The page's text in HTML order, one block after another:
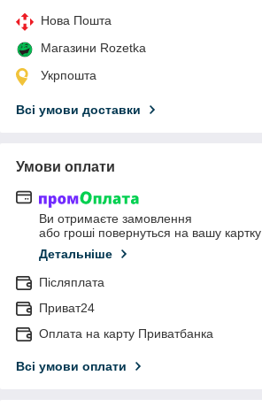
Нова Пошта
Магазини Rozetka
Укрпошта
Всі умови доставки
Умови оплати
Ви отримаєте замовлення
або гроші повернуться на вашу картку
Детальніше
Післяплата
Приват24
Оплата на карту Приватбанка
Всі умови оплати